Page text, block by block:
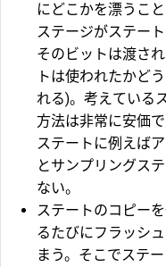
にどこかを漂うこ
ステージがステー
そのビットは渡さ
トは使われたかど
れる)。考えている
方法は非常に安価
ステートに例えば
とサンプリングス
ない。
ステートのコピー
るたびにフラッシ
まう。そこでステ